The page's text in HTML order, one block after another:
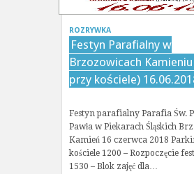
ROZRYWKA
Festyn Parafialny w
Brzozowicach
przy kościele)
Festyn parafialny Parafia Św.
Pawła w Piekarach Śląskich
Kamień 16 czerwca 2018
kościele 1200 – Rozpoczęcie
1530 – Blok zajęć dla…